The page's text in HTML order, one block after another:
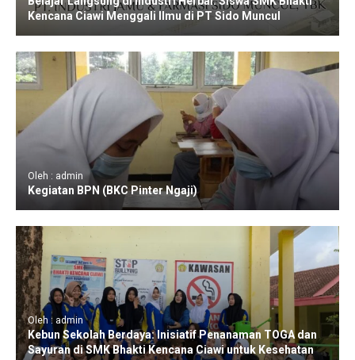
Kencana Ciawi Menggali Ilmu di PT Sido Muncul
Oleh : admin
Kegiatan BPN (BKC Pinter Ngaji)
Oleh : admin
Kebun Sekolah Berdaya: Inisiatif Penanaman TOGA dan
Sayuran di SMK Bhakti Kencana Ciawi untuk Kesehatan